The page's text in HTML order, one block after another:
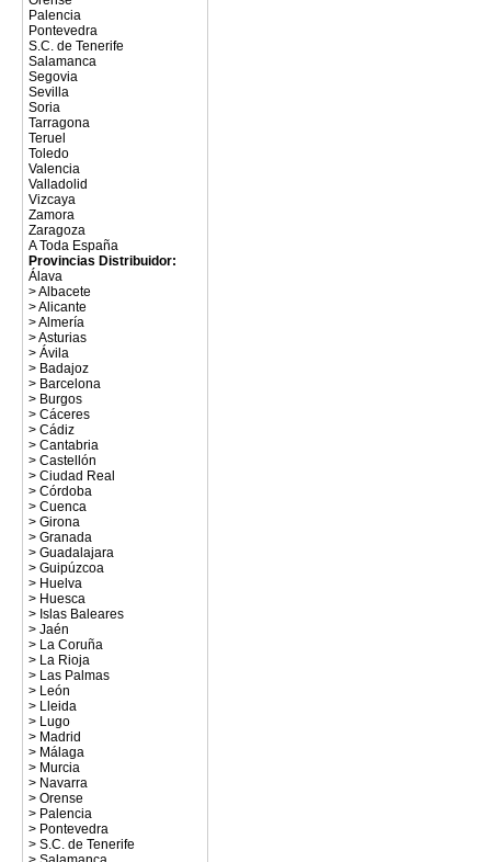
Palencia
Pontevedra
S.C. de Tenerife
Salamanca
Segovia
Sevilla
Soria
Tarragona
Teruel
Toledo
Valencia
Valladolid
Vizcaya
Zamora
Zaragoza
A Toda España
Provincias Distribuidor:
Álava
>Albacete
>Alicante
>Almería
>Asturias
> Ávila
> Badajoz
> Barcelona
> Burgos
> Cáceres
> Cádiz
> Cantabria
> Castellón
> Ciudad Real
> Córdoba
> Cuenca
> Girona
> Granada
> Guadalajara
> Guipúzcoa
> Huelva
> Huesca
> Islas Baleares
> Jaén
> La Coruña
> La Rioja
> Las Palmas
> León
> Lleida
> Lugo
> Madrid
> Málaga
> Murcia
> Navarra
> Orense
> Palencia
> Pontevedra
> S.C. de Tenerife